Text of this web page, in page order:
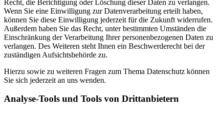
Recht, die Berichtigung oder Löschung dieser Daten zu verlangen.
Wenn Sie eine Einwilligung zur Datenverarbeitung erteilt haben,
können Sie diese Einwilligung jederzeit für die Zukunft widerrufen.
Außerdem haben Sie das Recht, unter bestimmten Umständen die
Einschränkung der Verarbeitung Ihrer personenbezogenen Daten zu
verlangen. Des Weiteren steht Ihnen ein Beschwerderecht bei der
zuständigen Aufsichtsbehörde zu.
Hierzu sowie zu weiteren Fragen zum Thema Datenschutz können
Sie sich jederzeit an uns wenden.
Analyse-Tools und Tools von Dritt­anbietern